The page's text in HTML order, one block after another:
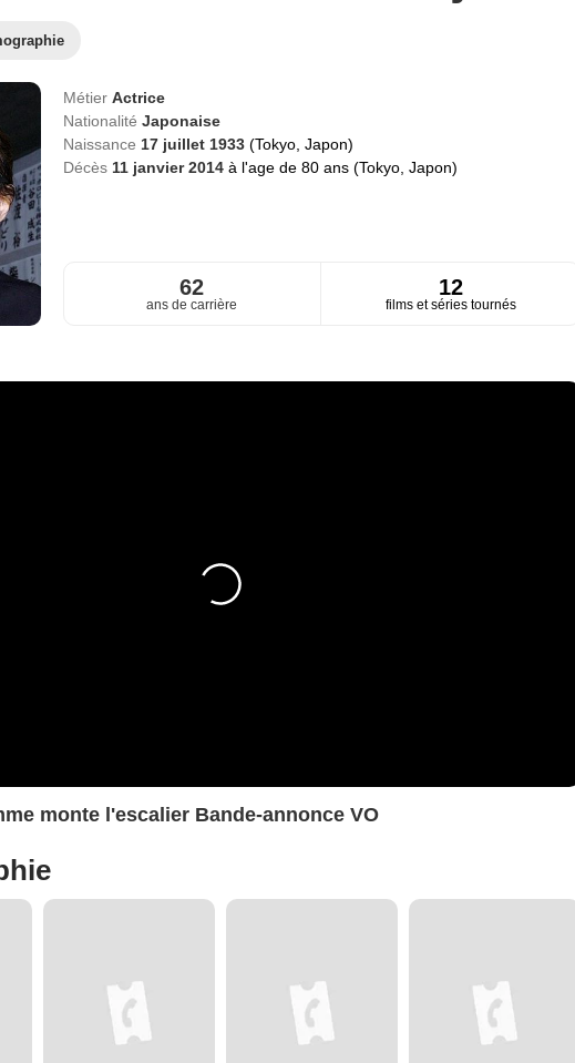
Métier Actrice
Nationalité Japonaise
Naissance 17 juillet 1933 (Tokyo, Japon)
Décès 11 janvier 2014 à l'age de 80 ans (Tokyo, Japon)
62
ans de carrière
12
films et séries tournés
monte l'escalier Bande-annonce VO